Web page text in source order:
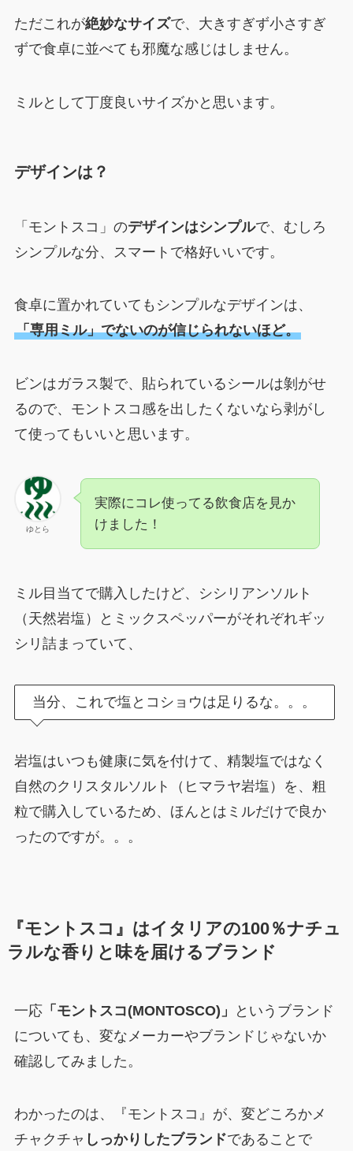
ただこれが絶妙なサイズで、大きすぎず小さすぎ
ずで食卓に並べても邪魔な感じはしません。
ミルとして丁度良いサイズかと思います。
デザインは？
「モントスコ」のデザインはシンプルで、むしろ
シンプルな分、スマートで格好いいです。
食卓に置かれていてもシンプルなデザインは、
「専用ミル」でないのが信じられないほど。
ビンはガラス製で、貼られているシールは剝がせ
るので、モントスコ感を出したくないなら剥がし
て使ってもいいと思います。
ゆとら
実際にコレ使ってる飲食店を見か
けました！
ミル目当てで購入したけど、シシリアンソルト
（天然岩塩）とミックスペッパーがそれぞれギッ
シリ詰まっていて、
当分、これで塩とコショウは足りるな。。。
岩塩はいつも健康に気を付けて、精製塩ではなく
自然のクリスタルソルト（ヒマラヤ岩塩）を、粗
粒で購入しているため、ほんとはミルだけで良か
ったのですが。。。
『モントスコ』はイタリアの100％ナチュ
ラルな香りと味を届けるブランド
一応「モントスコ(MONTOSCO)」
というブランド
についても、変なメーカーやブランドじゃないか
確認してみました。
わかったのは、『モントスコ』が、変どころかメ
チャクチャ しっかりしたブランドであることで